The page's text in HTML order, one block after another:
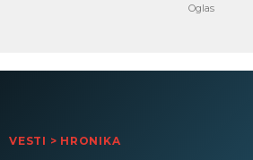
VESTI > HRONIKA